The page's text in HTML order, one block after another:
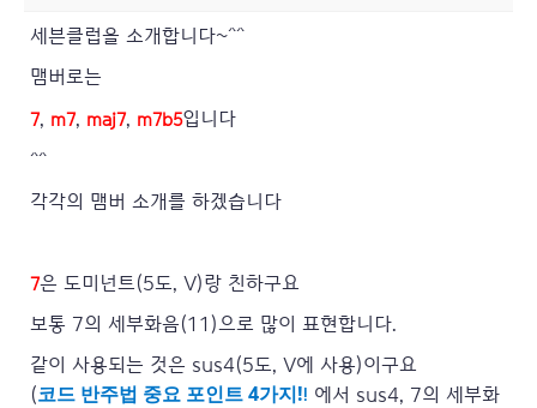
세븐클럽을 소개합니다~^^
맴버로는
7, m7, maj7, m7b5입니다
^^
각각의 맴버 소개를 하겠습니다
7은 도미넌트(5도, V)랑 친하구요
보통 7의 세부화음(11)으로 많이 표현합니다.
같이 사용되는 것은 sus4(5도, V에 사용)이구요
(코드 반주법 중요 포인트 4가지!! 에서 sus4, 7의 세부화